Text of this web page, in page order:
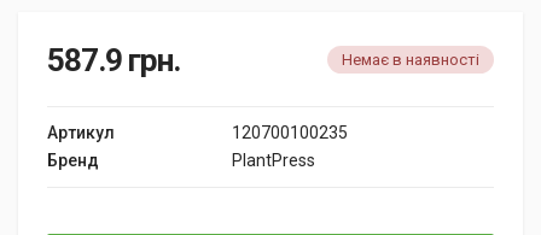
587.9 грн. Немає в наявності
Артикул
120700100235
Бренд
PlantPress